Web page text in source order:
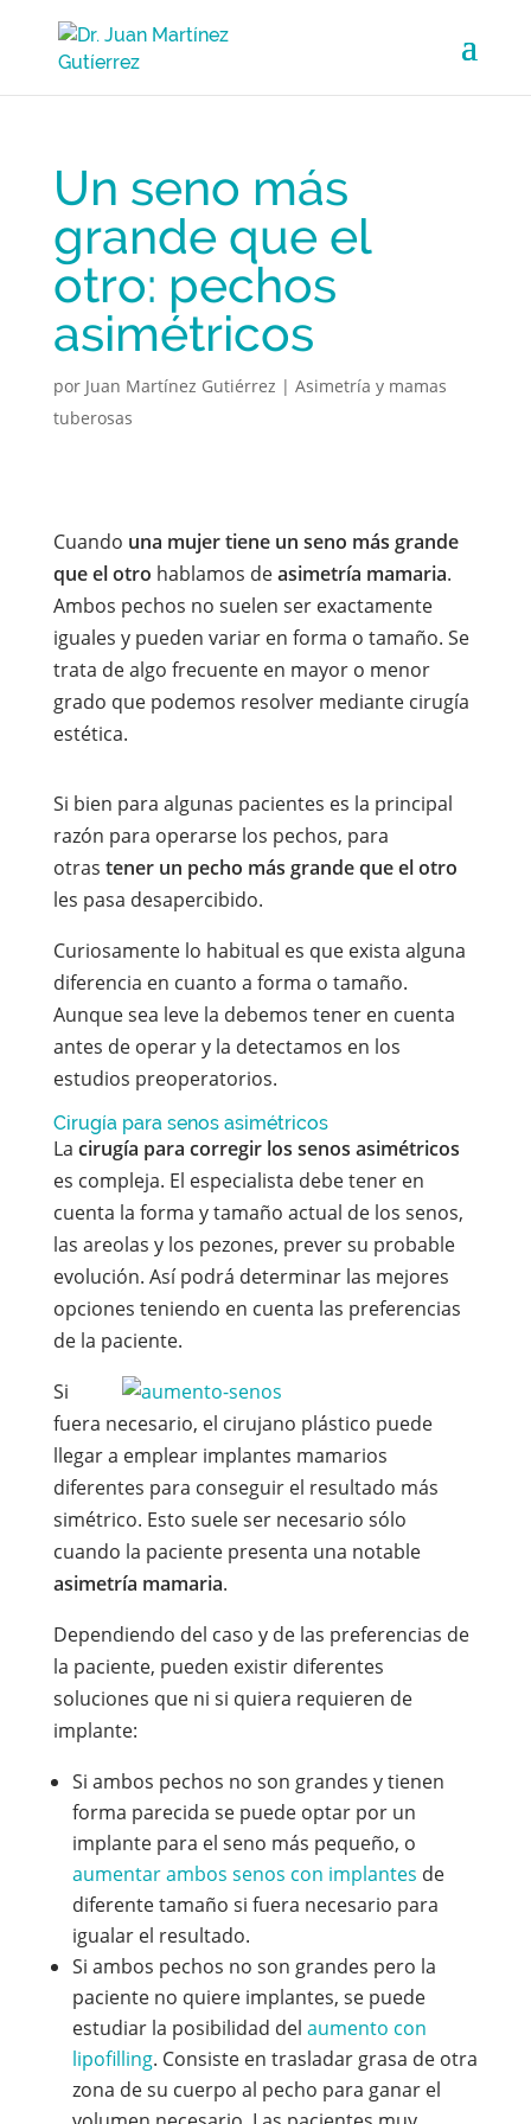
Un seno más
grande que el
otro: pechos
asimétricos
por Juan Martínez Gutiérrez | Asimetría y mamas
tuberosas
Cuando una mujer tiene un seno más grande
que el otro hablamos deasimetría mamaria.
Ambos pechos no suelen ser exactamente
iguales y pueden variar en forma o tamaño. Se
trata de algo frecuente en mayor o menor
grado que podemos resolver mediante cirugía
estética.
Si bien para algunas pacientes es la principal
razón para operarse los pechos, para
otras tener un pecho más grande que el otro
les pasa desapercibido.
Curiosamente lo habitual es que exista alguna
diferencia en cuanto a forma o tamaño.
Aunque sea leve la debemos tener en cuenta
antes de operar y la detectamos en los
estudios preoperatorios.
Cirugía para senos asimétricos
La cirugía para corregir los senos asimétricos
es compleja. El especialista debe tener en
cuenta la forma y tamaño actual de los senos,
las areolas y los pezones, prever su probable
evolución. Así podrá determinar las mejores
opciones teniendo en cuenta las preferencias
de la paciente.
Si
fuera necesario, el cirujano plástico puede
llegar a emplear implantes mamarios
diferentes para conseguir el resultado más
simétrico. Esto suele ser necesario sólo
cuando la paciente presenta una notable
asimetría mamaria.
Dependiendo del caso y de las preferencias de
la paciente, pueden existir diferentes
soluciones que ni si quiera requieren de
implante:
Si ambos pechos no son grandes y tienen
forma parecida se puede optar por un
implante para el seno más pequeño, o
aumentar ambos senos con implantes de
diferente tamaño si fuera necesario para
igualar el resultado.
Si ambos pechos no son grandes pero la
paciente no quiere implantes, se puede
estudiar la posibilidad del aumento con
lipofilling. Consiste en trasladar grasa de otra
zona de su cuerpo al pecho para ganar el